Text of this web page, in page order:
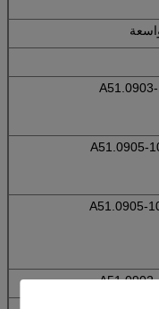
A51.0905-
A51.0905-